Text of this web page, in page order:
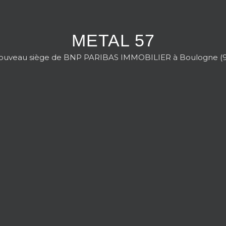
METAL 57
siège de BNP PARIBAS IMMOBILIER à Boulogne